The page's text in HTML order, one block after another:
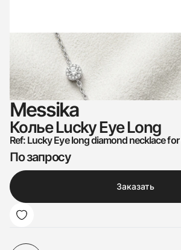
Messika
Колье Lucky Eye Long
Ref: Lucky Eye long diamond necklace
По запросу
Заказать